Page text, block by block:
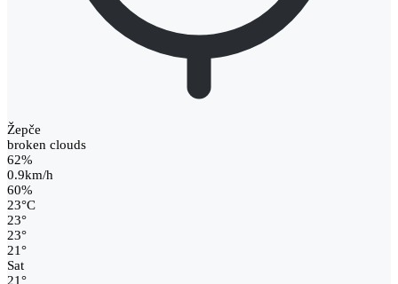
Žepče
broken clouds
62%
0.9km/h
60%
23°C
23°
23°
21°
Sat
21°